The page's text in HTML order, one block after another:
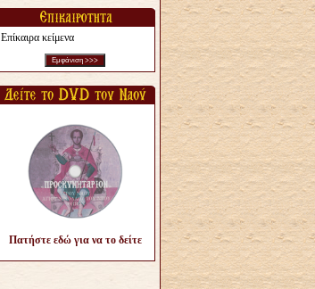
Επίκαιρα κείμενα
Πατήστε εδώ για να το δείτε